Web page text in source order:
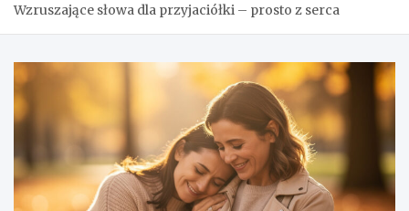
Wzruszające słowa dla przyjaciółki – prosto z serca